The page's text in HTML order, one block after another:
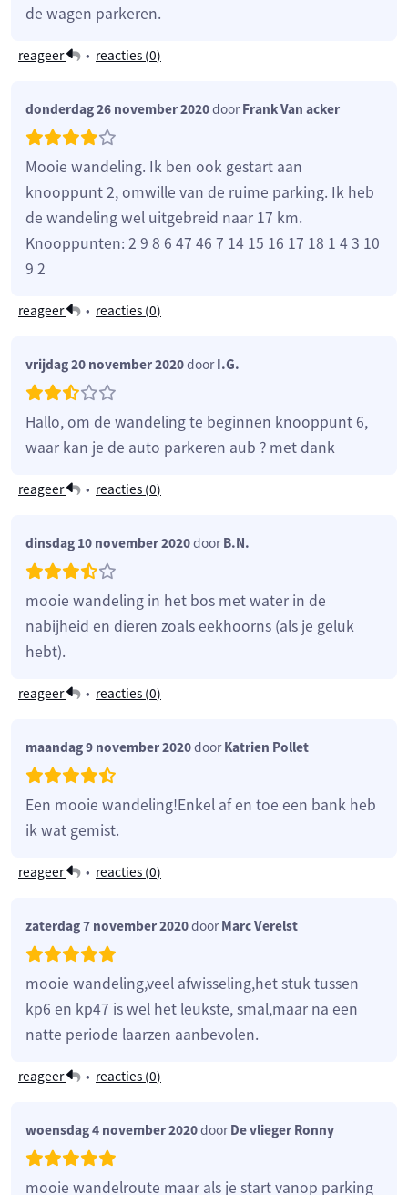
de wagen parkeren.
reageer • reacties (0)
donderdag 26 november 2020doorFrank Van acker
Mooie wandeling. Ik ben ook gestart aan
knooppunt 2, omwille van de ruime parking. Ik heb
de wandeling wel uitgebreid naar 17 km.
Knooppunten: 2 9 8 6 47 46 7 14 15 16 17 18 1 4 3 10
9 2
reageer • reacties (0)
vrijdag 20 november 2020doorI.G.
Hallo, om de wandeling te beginnen knooppunt 6,
waar kan je de auto parkeren aub ? met dank
reageer • reacties (0)
dinsdag 10 november 2020doorB.N.
mooie wandeling in het bos met water in de
nabijheid en dieren zoals eekhoorns (als je geluk
hebt).
reageer • reacties (0)
maandag 9 november 2020doorKatrien Pollet
Een mooie wandeling!Enkel af en toe een bank heb
ik wat gemist.
reageer • reacties (0)
zaterdag 7 november 2020doorMarc Verelst
mooie wandeling,veel afwisseling,het stuk tussen
kp6 en kp47 is wel het leukste, smal,maar na een
natte periode laarzen aanbevolen.
reageer • reacties (0)
woensdag 4 november 2020doorDe vlieger Ronny
mooie wandelroute maar als je start vanop parking